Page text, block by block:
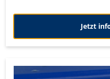
Jetzt